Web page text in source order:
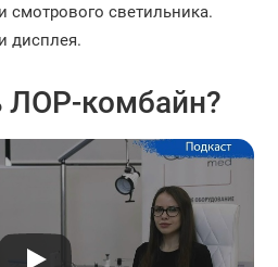
смотрового светильника.
дисплея.
ЛОР-комбайн?